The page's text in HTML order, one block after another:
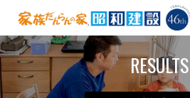
RESULTS